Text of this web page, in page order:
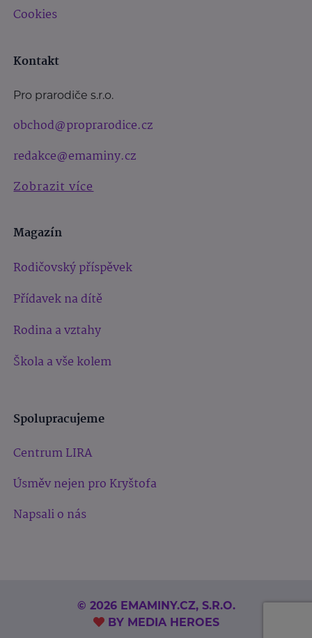
Cookies
Kontakt
Pro prarodiče s.r.o.
obchod@proprarodice.cz
redakce@emaminy.cz
Zobrazit více
Magazín
Rodičovský příspěvek
Přídavek na dítě
Rodina a vztahy
Škola a vše kolem
Spolupracujeme
Centrum LIRA
Úsměv nejen pro Kryštofa
Napsali o nás
© 2026 EMAMINY.CZ, S.R.O.
BY MEDIA HEROES